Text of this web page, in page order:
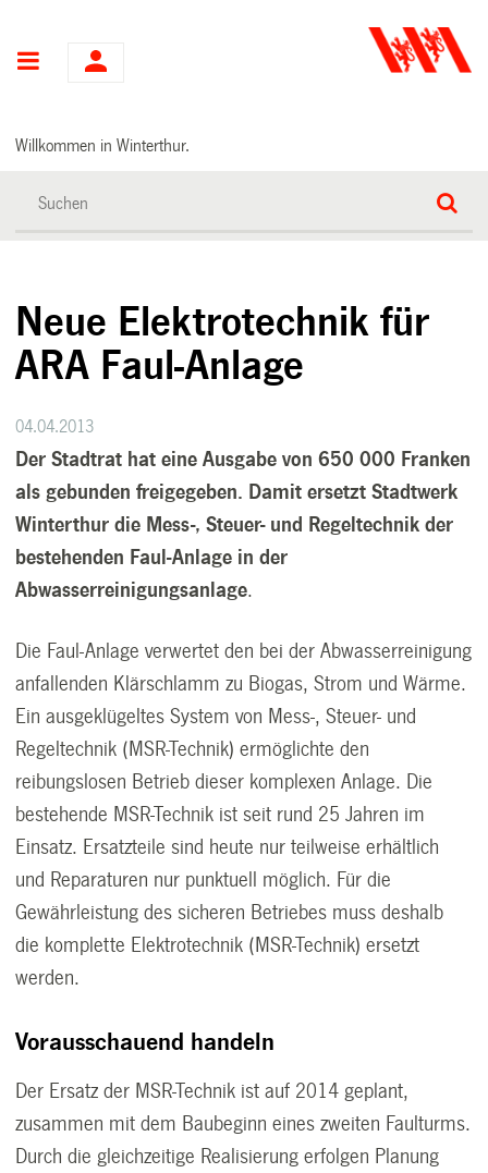
Hauptnavigation
Willkommen in Winterthur.
Neue Elektrotechnik für
ARA Faul-Anlage
04.04.2013
Der Stadtrat hat eine Ausgabe von 650 000 Franken
als gebunden freigegeben. Damit ersetzt Stadtwerk
Winterthur die Mess-, Steuer- und Regeltechnik der
bestehenden Faul-Anlage in der
Abwasserreinigungsanlage.
Die Faul-Anlage verwertet den bei der Abwasserreinigung
anfallenden Klärschlamm zu Biogas, Strom und Wärme.
Ein ausgeklügeltes System von Mess-, Steuer- und
Regeltechnik (MSR-Technik) ermöglichte den
reibungslosen Betrieb dieser komplexen Anlage. Die
bestehende MSR-Technik ist seit rund 25 Jahren im
Einsatz. Ersatzteile sind heute nur teilweise erhältlich
und Reparaturen nur punktuell möglich. Für die
Gewährleistung des sicheren Betriebes muss deshalb
die komplette Elektrotechnik (MSR-Technik) ersetzt
werden.
Vorausschauend handeln
Der Ersatz der MSR-Technik ist auf 2014 geplant,
zusammen mit dem Baubeginn eines zweiten Faulturms.
Durch die gleichzeitige Realisierung erfolgen Planung